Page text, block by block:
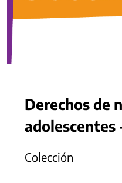
Derechos de
adolescentes
Colección